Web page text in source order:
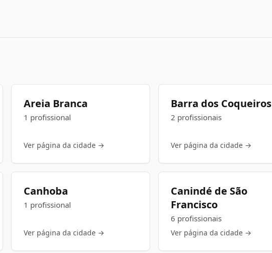
Areia Branca
1 profissional
Ver página da cidade →
Barra dos Coqueiros
2 profissionais
Ver página da cidade →
Canhoba
1 profissional
Ver página da cidade →
Canindé de São
Francisco
6 profissionais
Ver página da cidade →